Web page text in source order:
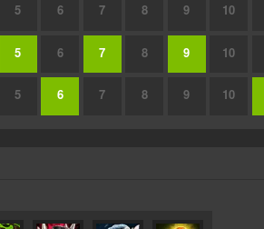
5 6 7 8 9 10
5 6 7 8 9 10
5 6 7 8 9 10